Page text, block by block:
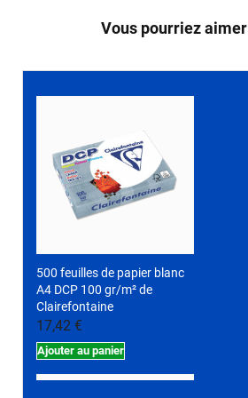
Vous pourriez
500 feuilles de papier blanc
A4 DCP 100 gr/m² de
Clairefontaine
17,42 €
Ajouter au panier